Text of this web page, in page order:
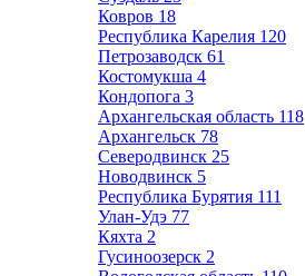
Ковров 18
Республика Карелия 120
Петрозаводск 61
Костомукша 4
Кондопога 3
Архангельская область 118
Архангельск 78
Северодвинск 25
Новодвинск 5
Республика Бурятия 111
Улан-Удэ 77
Кяхта 2
Гусиноозерск 2